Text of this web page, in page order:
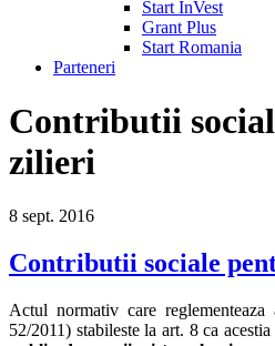
Start InVest
Grant Plus
Start Romania
Parteneri
Contributii
zilieri
8 sept. 2016
Contributii sociale
Actul normativ care
52/2011) stabileste la art. 8 ca acestia